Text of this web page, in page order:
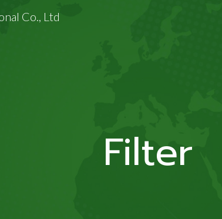
Skip to main content
Co., Ltd
Filter